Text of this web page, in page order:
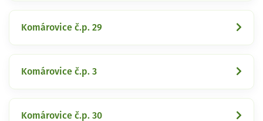
Komárovice č.p. 29
Komárovice č.p. 3
Komárovice č.p. 30